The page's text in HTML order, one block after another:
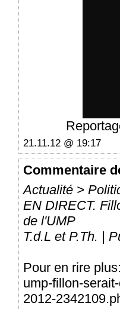
21.11.12 @ 19:17
Commentaire
Actualité >
EN DIRECT.
de l'UMP
T.d.L et P.Th. |
Pour en rire
ump-fillon-
2012-